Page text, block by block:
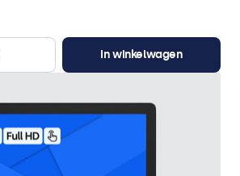
In winkelwagen